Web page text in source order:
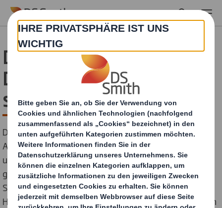
Skip to main content
DS Smith ist
Dreifachsieger bei den
shop! D-A-CH Awards
DS Smith, an International Paper Company, führender
Anbieter nachhaltiger, faserbasierter Verpackungen
und Displays, hat bei den shop! D-A-CH Awards 2025
gleich drei Awards in Silber gewonnen. Der Wan Kwai
Standee, der COMPO BIO Pop Up-Store und das More x
Hitschies Zerup Display überzeugten die Jury in Sachen